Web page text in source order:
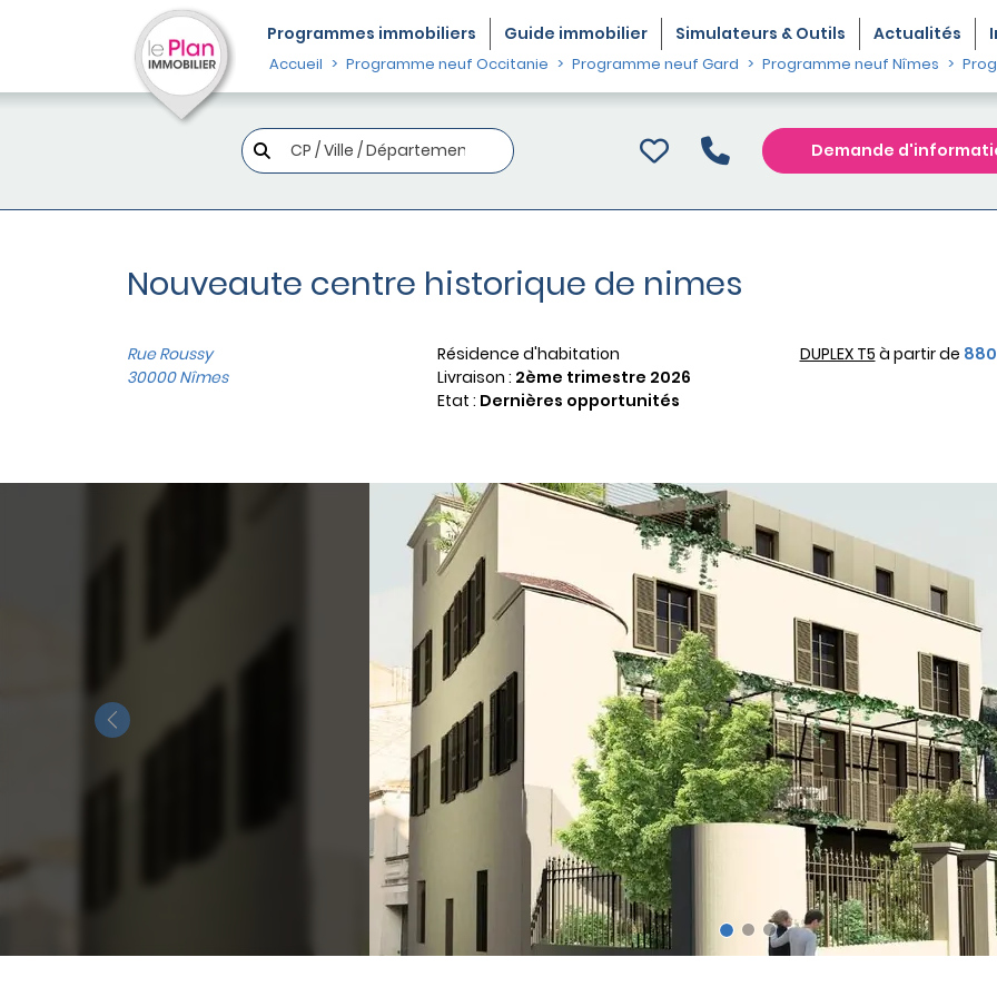
Programmes immobiliers Guide immobilier Simulateurs & Outils Actualités
Accueil Programme neuf Occitanie Programme neuf Gard Programme neuf Nîmes
Demande
Nouveaute centre historique de nimes
Rue Roussy
30000 Nîmes
Résidence d'habitation
Livraison : 2ème trimestre 2026
Etat : Dernières opportunités
DUPLEX T5 à partir de
Previous